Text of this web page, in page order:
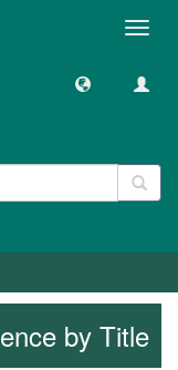
by Title